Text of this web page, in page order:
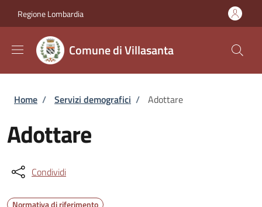
Regione Lombardia
Comune di Villasanta
Briciole di pane
Home / Servizi demografici / Adottare
Adottare
Condividi
Normativa di riferimento